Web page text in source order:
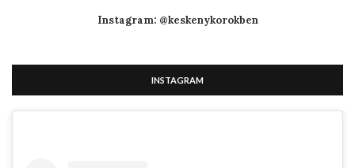
Instagram: @keskenykorokben
INSTAGRAM